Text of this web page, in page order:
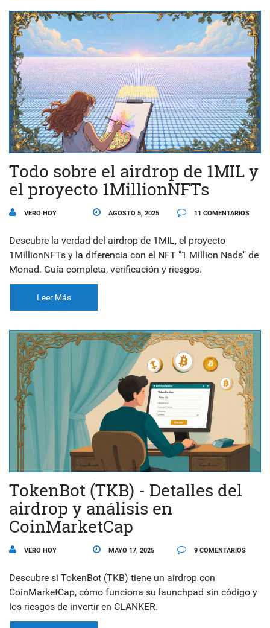
Todo sobre el airdrop de 1MIL y
el proyecto 1MillionNFTs
VERO HOY AGOSTO 5, 2025 11 COMENTARIOS
Descubre la verdad del airdrop de 1MIL, el proyecto
1MillionNFTs y la diferencia con el NFT "1 Million Nads" de
Monad. Guía completa, verificación y riesgos.
Leer Más
TokenBot (TKB) - Detalles del
airdrop y análisis en
CoinMarketCap
VERO HOY MAYO 17, 2025 9 COMENTARIOS
Descubre si TokenBot (TKB) tiene un airdrop con
CoinMarketCap, cómo funciona su launchpad sin código y
los riesgos de invertir en CLANKER.